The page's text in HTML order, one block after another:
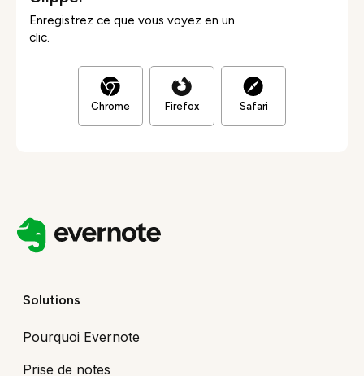
Enregistrez ce que vous voyez en un
clic.
Chrome Firefox Safari
Solutions
Pourquoi Evernote
Prise de notes